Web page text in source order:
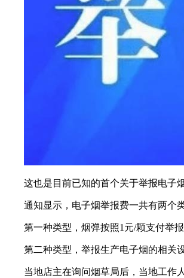
这也是目前已知的首个关于举报电子
通知显示，电子烟举报费一共有两个类
第一种类型，烟弹按照1元/颗支付举
第二种类型，举报生产电子烟的相关
当地店主在询问烟草局后，当地工作